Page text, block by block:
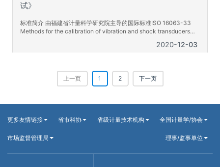
12-03
2020
试》
标准简介 由福建省计量科学研究院主导的国际标准ISO 16063-33
Methods for the calibration of vibration and shock transducers—
试方法--磁灵敏度测试)是我国振动计量领域内首个申请的国际标准，
上一页 1 2 下一页
更多友情链接 省市科协 省级计量技术机构 全国计量学/协会
市场监督管理局 理事/监事单位